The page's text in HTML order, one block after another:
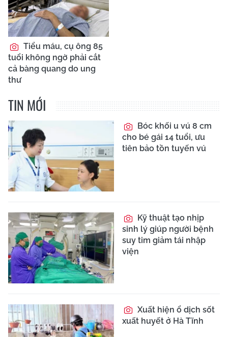
Tiểu máu, cụ ông 85
tuổi không ngờ phải cắt
cả bàng quang do ung
thư
TIN MỚI
Bóc khối u vú 8 cm
cho bé gái 14 tuổi, ưu
tiên bảo tồn tuyến vú
Kỹ thuật tạo nhịp
sinh lý giúp người bệnh
suy tim giảm tái nhập
viện
Xuất hiện ổ dịch sốt
xuất huyết ở Hà Tĩnh